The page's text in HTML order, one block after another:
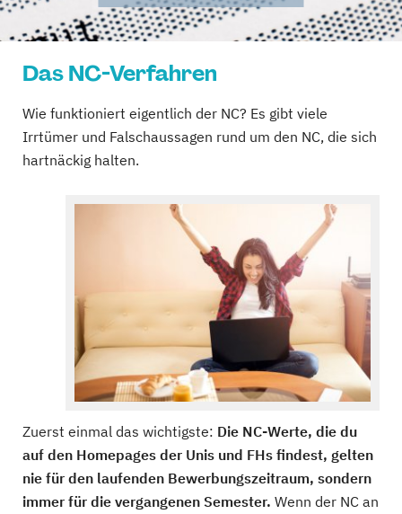
Das NC-Verfahren
Wie funktioniert eigentlich der NC? Es gibt viele
Irrtümer und Falschaussagen rund um den NC, die sich
hartnäckig halten.
Zuerst einmal das wichtigste: Die NC-Werte, die du
auf den Homepages der Unis und FHs findest, gelten
nie für den laufenden Bewerbungszeitraum, sondern
immer für die vergangenen Semester. Wenn der NC an